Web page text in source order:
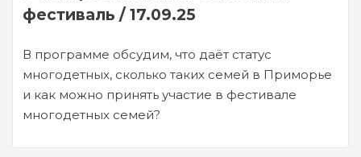
фестиваль / 17.09.25
В программе обсудим, что даёт статус
многодетных, сколько таких семей в Приморье
и как можно принять участие в фестивале
многодетных семей?